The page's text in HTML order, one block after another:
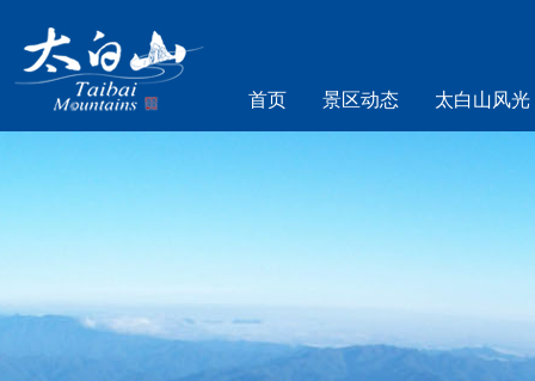
首页 景区动态 太白山风光